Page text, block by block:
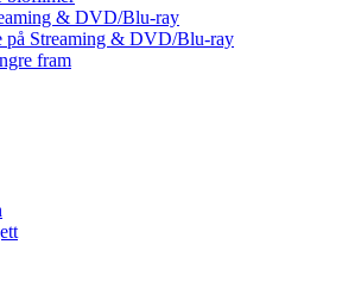
& DVD/Blu-ray
på Streaming & DVD/Blu-ray
fram